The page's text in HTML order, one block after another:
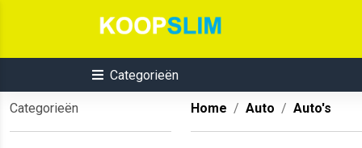
Categorieën
Categorieën Home Auto Auto's